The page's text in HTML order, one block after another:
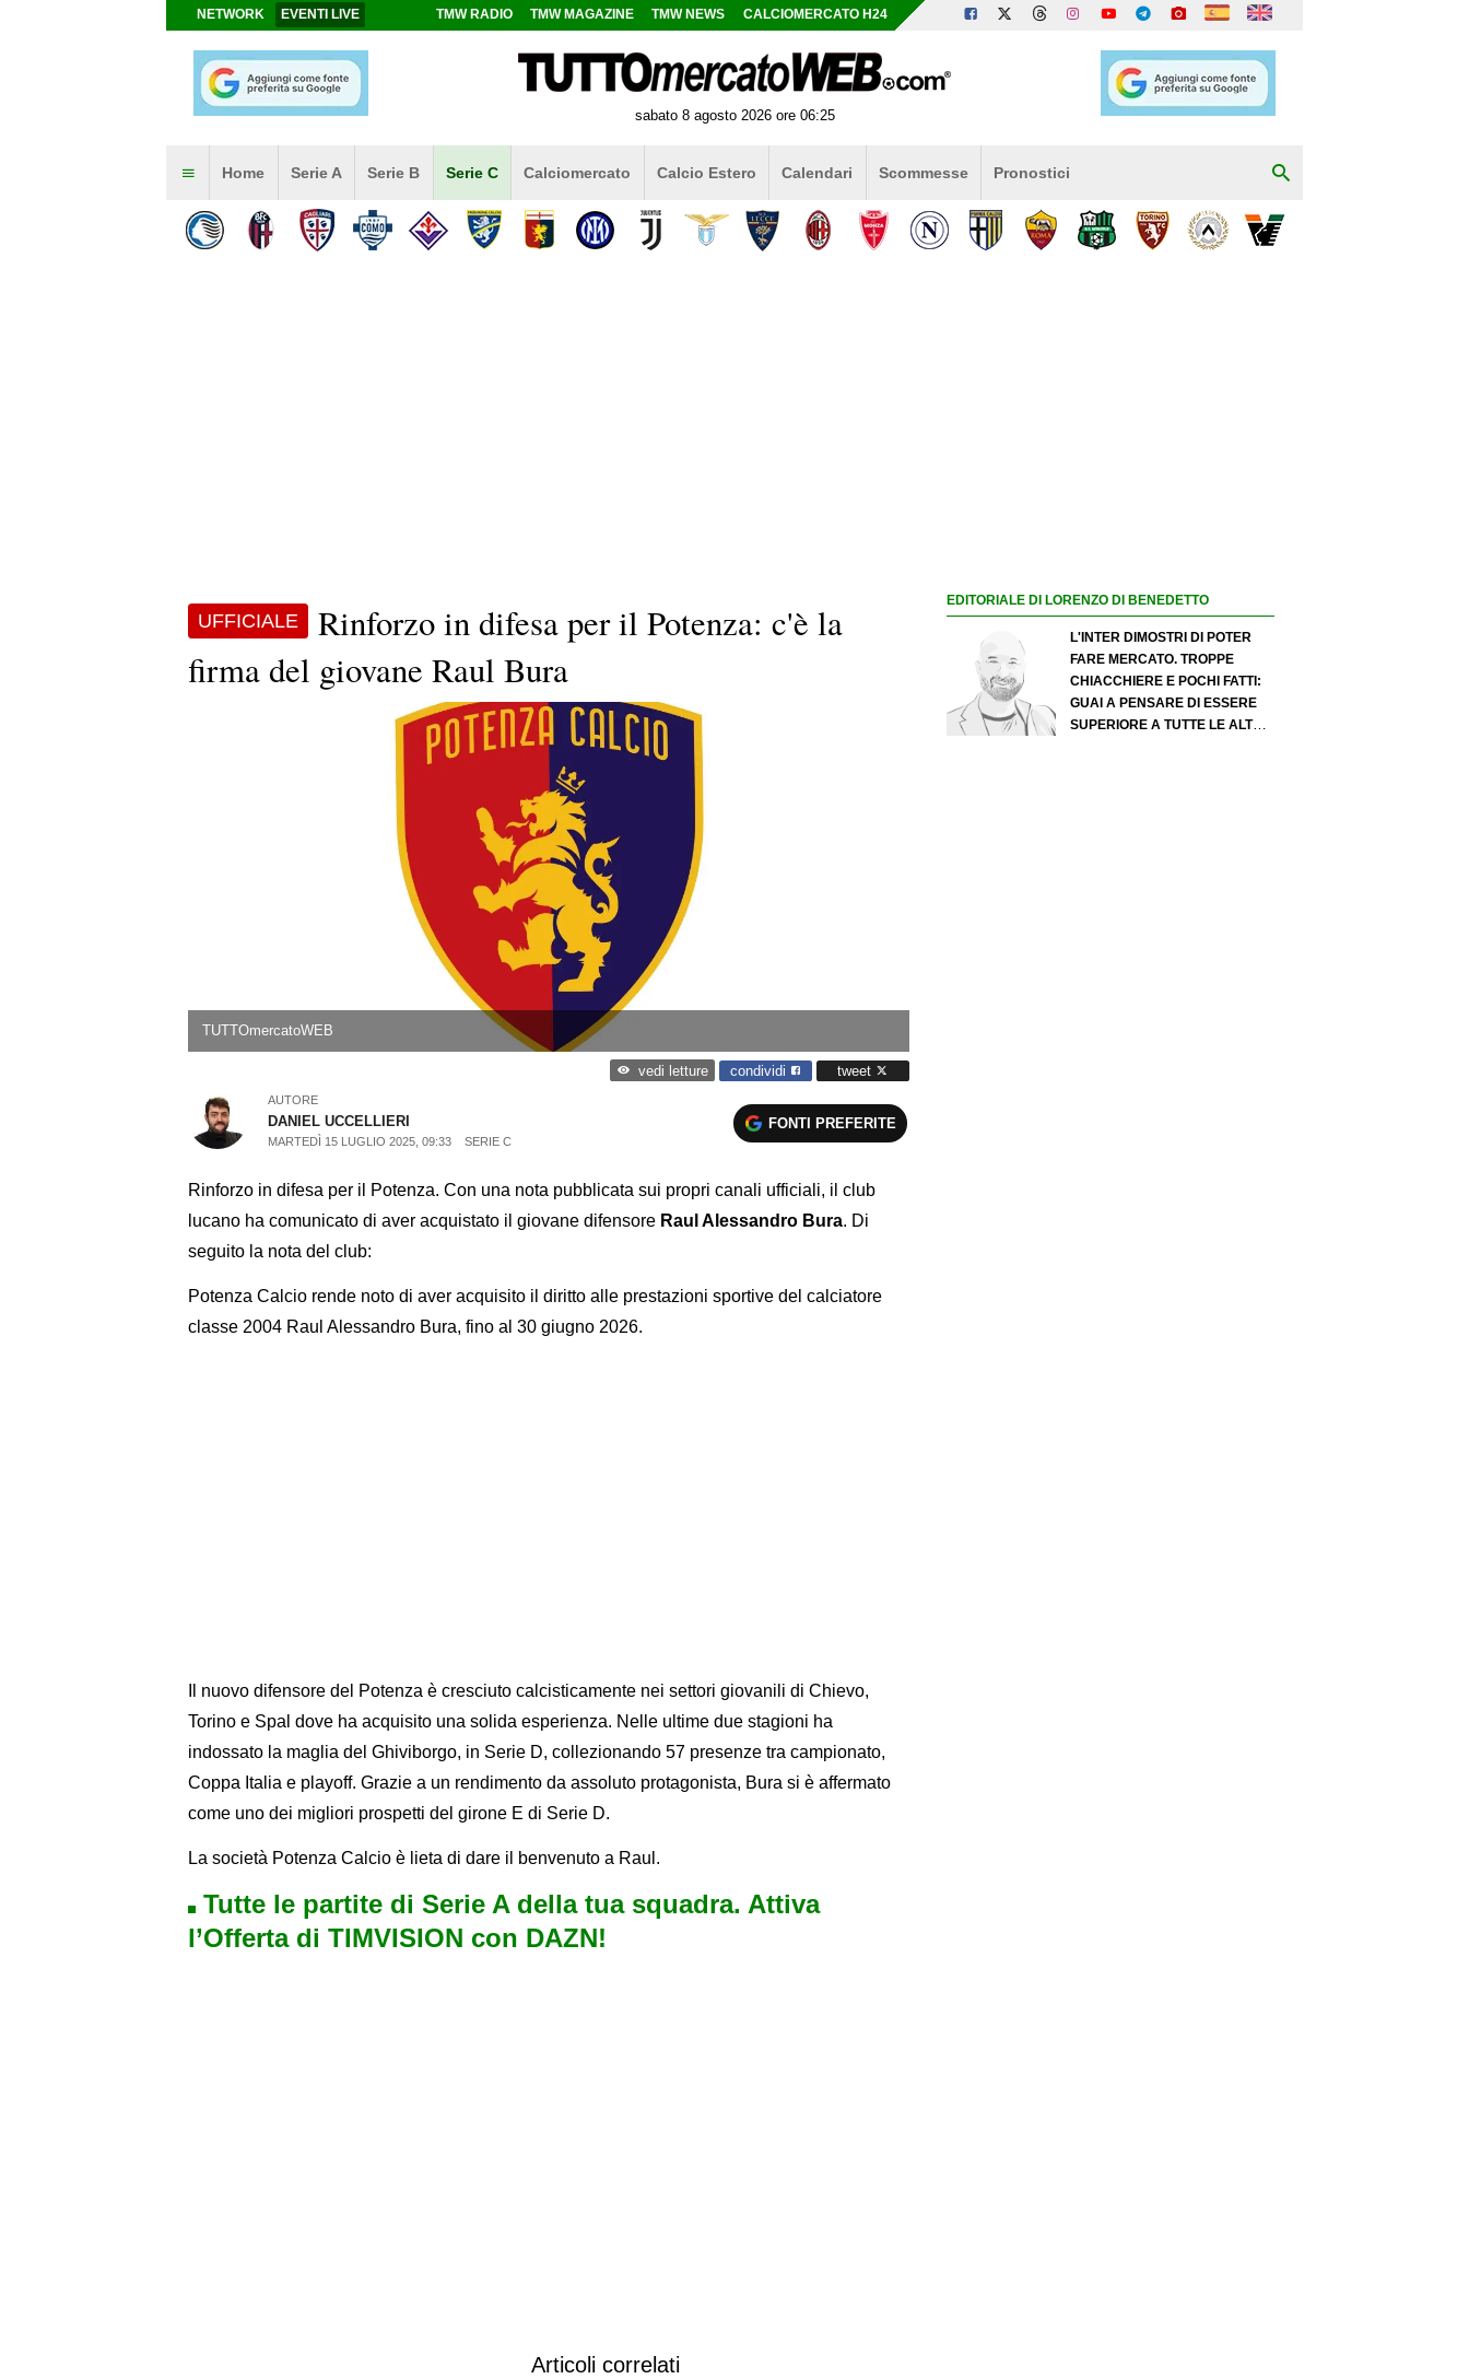
NETWORK EVENTI LIVE TMW RADIO TMW MAGAZINE TMW NEWS CALCIOMERCATO H24
sabato 8 agosto 2026 ore 06:25
Home Serie A Serie B Serie C Calciomercato Calcio Estero Calendari Scommesse Pronostici
UFFICIALE
Rinforzo in difesa per il Potenza: c'è la
firma del giovane Raul Bura
TUTTOmercatoWEB
vedi letture condividi tweet
AUTORE
DANIEL UCCELLIERI
MARTEDÌ 15 LUGLIO 2025, 09:33 SERIE C
FONTI PREFERITE
Rinforzo in difesa per il Potenza. Con una nota pubblicata sui propri canali ufficiali, il club
lucano ha comunicato di aver acquistato il giovane difensore Raul Alessandro Bura. Di
seguito la nota del club:
Potenza Calcio rende noto di aver acquisito il diritto alle prestazioni sportive del calciatore
classe 2004 Raul Alessandro Bura, fino al 30 giugno 2026.
Il nuovo difensore del Potenza è cresciuto calcisticamente nei settori giovanili di Chievo,
Torino e Spal dove ha acquisito una solida esperienza. Nelle ultime due stagioni ha
indossato la maglia del Ghiviborgo, in Serie D, collezionando 57 presenze tra campionato,
Coppa Italia e playoff. Grazie a un rendimento da assoluto protagonista, Bura si è affermato
come uno dei migliori prospetti del girone E di Serie D.
La società Potenza Calcio è lieta di dare il benvenuto a Raul.
Tutte le partite di Serie A della tua squadra. Attiva
l’Offerta di TIMVISION con DAZN!
Articoli correlati
EDITORIALE DI LORENZO DI BENEDETTO
L'INTER DIMOSTRI DI POTER
FARE MERCATO. TROPPE
CHIACCHIERE E POCHI FATTI:
GUAI A PENSARE DI ESSERE
SUPERIORE A TUTTE LE ALTRE